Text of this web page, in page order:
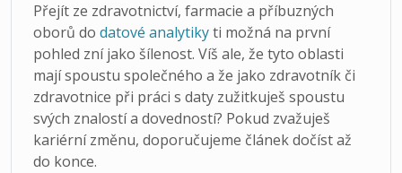
Přejít ze zdravotnictví, farmacie a příbuzných
oborů do datové analytikyti možná na první
pohled zní jako šílenost. Víš ale, že tyto oblasti
mají spoustu společného a že jako zdravotník či
zdravotnice při práci s daty zužitkuješ spoustu
svých znalostí a dovedností? Pokud zvažuješ
kariérní změnu, doporučujeme článek dočíst až
do konce.